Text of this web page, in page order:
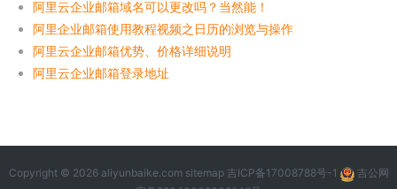
阿里云企业邮箱域名可以更改吗？当然能！
阿里企业邮箱使用教程视频之日历的浏览与操作
阿里云企业邮箱优势、价格详细说明
阿里云企业邮箱登录地址
Copyright © 2026 aliyunbaike.com sitemap 吉ICP备17008788号-1
吉公网